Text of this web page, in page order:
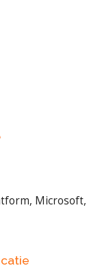
Microsoft,